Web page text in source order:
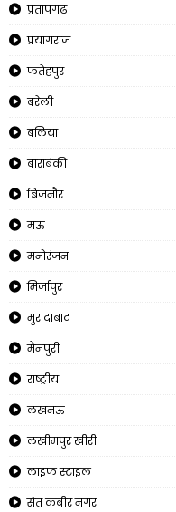
प्रतापगढ
प्रयागराज
फतेहपुर
बरेली
बलिया
बाराबंकी
बिजनौर
मऊ
मनोरंजन
मिर्जापुर
मुरादाबाद
मैनपुरी
राष्ट्रीय
लखनऊ
लखीमपुर खीरी
लाइफ स्टाइल
संत कबीर नगर